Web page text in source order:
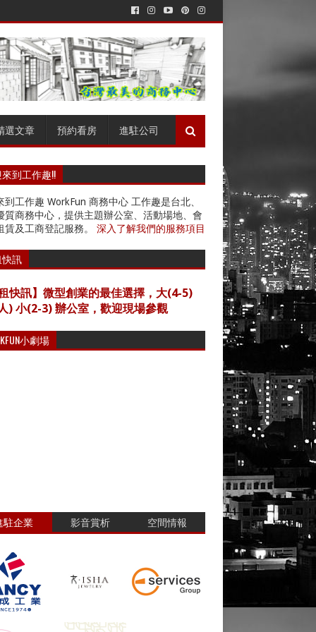
選文章 預約看房 進駐公司
到工作趣!!
到工作趣 WorkFun 商務中心 工作趣是台北、
質商務中心，提供主題辦公室、活動場地、會
賃及工商登記服務。 深入了解我們的服務項目
訊
快訊】微型創業的最佳選擇，大(4-5)
) 小(2-3) 辦公室，歡迎現場參觀
小劇場
駐企業 影音賞析 空間情報